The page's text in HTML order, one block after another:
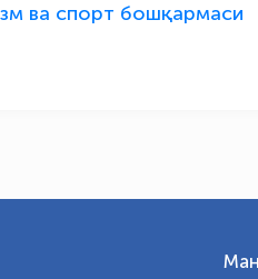
ва cпорт бошқармаси